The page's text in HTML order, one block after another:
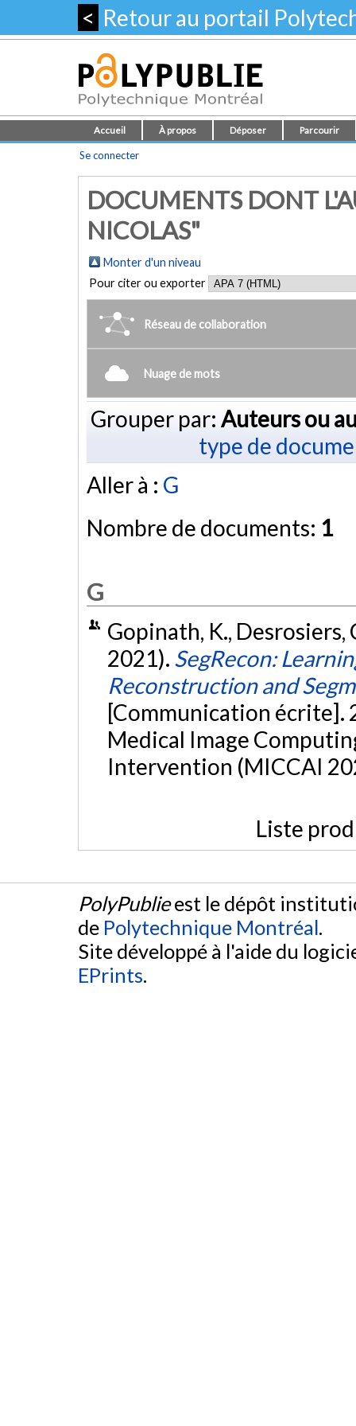
< Retour au portail
Accueil À propos Déposer Parcourir
Se connecter
DOCUMENTS DONT
NICOLAS"
Monter d'un niveau
Pour citer ou exporter
Réseau de collaboration
Nuage de mots
Grouper par: Auteurs ou
type de
Aller à : G
Nombre de documents: 1
G
Gopinath, K., Desrosiers,
2021). SegRecon:
Reconstruction and
[Communication
Medical Image
Intervention (MICCAI
Liste
PolyPublieest le dépôt
de Polytechnique Montréal.
Site développé à l'aide du
EPrints.